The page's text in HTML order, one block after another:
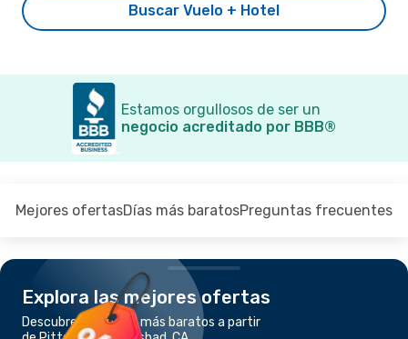
Buscar Vuelo + Hotel
Estamos orgullosos de ser un
negocio acreditado por BBB®
Mejores ofertasDías más baratosPreguntas frecuentes
Explora las mejores ofertas
Descubre los vuelos más baratos a partir